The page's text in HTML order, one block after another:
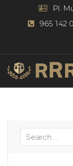
Pl.
965 142